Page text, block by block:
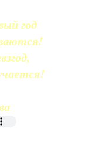
год